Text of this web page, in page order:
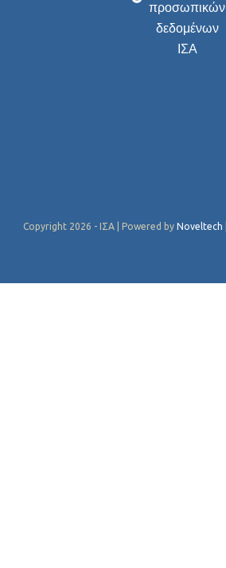
προσωπικών
δεδομένων
ΙΣΑ
Copyright 2026 - ΙΣΑ | Powered by Noveltech